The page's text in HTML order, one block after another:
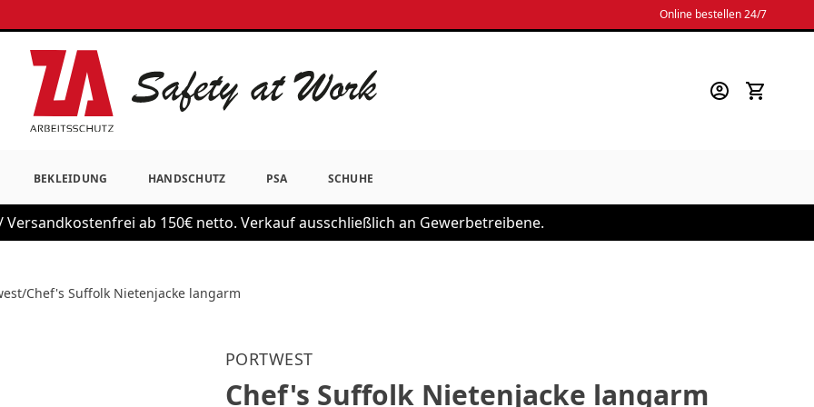
Online bestellen 24/7
BEKLEIDUNG HANDSCHUTZ PSA SCHUHE
Versandkostenfrei ab 150€ netto. Verkauf ausschließlich an Gewerbetreibene.
/Chef's Suffolk Nietenjacke langarm
PORTWEST
Chef's Suffolk Nietenjacke langarm